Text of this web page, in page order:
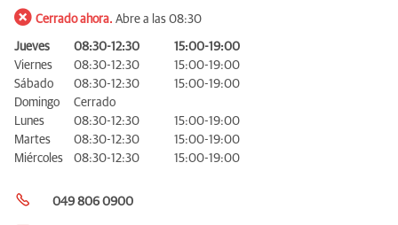
Cerrado ahora. Abre a las 08:30
Jueves 08:30-12:30
15:00-19:00
Viernes
08:30-12:30
15:00-19:00
Sábado
08:30-12:30
15:00-19:00
Domingo
Cerrado
Lunes
08:30-12:30
15:00-19:00
Martes
08:30-12:30
15:00-19:00
Miércoles
08:30-12:30 15:00-19:00
049 806 0900